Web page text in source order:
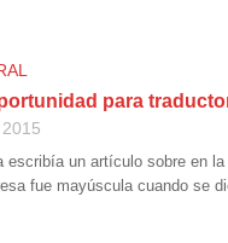
para
escribía un artículo sobre en
fue mayúscula cuando se